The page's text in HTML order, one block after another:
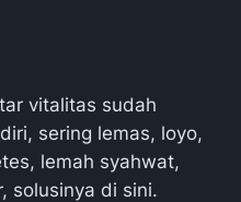
vitalitas sudah
sering lemas, loyo,
lemah syahwat,
solusinya di sini.